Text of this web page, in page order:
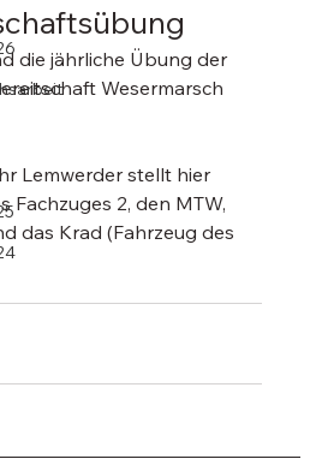
die jährliche Übung der
Wesermarsch
Lemwerder stellt hier
Fachzuges 2, den MTW,
das Krad (Fahrzeug des